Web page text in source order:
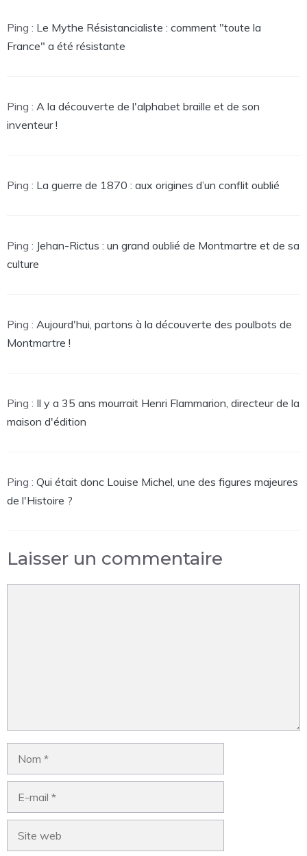
Ping : Le Mythe Résistancialiste : comment "toute la
France" a été résistante
Ping : A la découverte de l'alphabet braille et de son
inventeur !
Ping : La guerre de 1870 : aux origines d’un conflit oublié
Ping : Jehan-Rictus : un grand oublié de Montmartre et de sa
culture
Ping : Aujourd'hui, partons à la découverte des poulbots de
Montmartre !
Ping : Il y a 35 ans mourrait Henri Flammarion, directeur de la
maison d'édition
Ping : Qui était donc Louise Michel, une des figures majeures
de l'Histoire ?
Laisser un commentaire